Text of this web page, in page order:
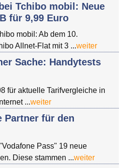
Tchibo mobil: Neue
für 9,99 Euro
mobil: Ab dem 10.
Allnet-Flat mit 3 ...weiter
Sache: Handytests
für aktuelle Tarifvergleiche in
...weiter
Partner für den
Pass" 19 neue
Diese stammen ...weiter